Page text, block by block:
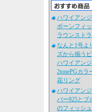
ハワイアン
ボーンフィ
ラウンスト
なんと1号よ
ズから揃う
ハワイアン
2tonePGカラ
花リング
ハワイアン
バー925とブ
のフィッシ